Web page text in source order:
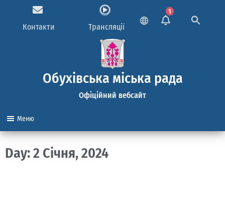
Контакти Трансляції
1
Обухівська міська рада
Офіційний вебсайт
Меню
Day: 2 Січня, 2024